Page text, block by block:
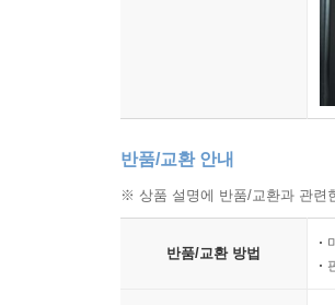
반품/교환 안내
※ 상품 설명에 반품/교환과 관련
반품/교환 방법